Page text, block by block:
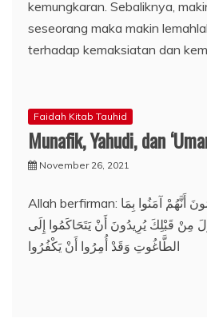
kemungkaran. Sebaliknya,
seseorang maka makin
terhadap kemaksiatan dan
Faidah Kitab Tauhid
Munafik, Yahudi, dan
November 26, 2021
Allah berfirman: أَلَمْ تَرَ إِلَى الَّذِينَ يَزْعُمُونَ أَنَّهُمْ آمَنُوا بِمَا
مِنْ قَبْلِكَ يُرِيدُونَ أَنْ يَتَحَاكَمُوا إِلَى
الطَّاغُوتِ وَقَدْ أُمِرُوا أَنْ يَكْفُرُوا